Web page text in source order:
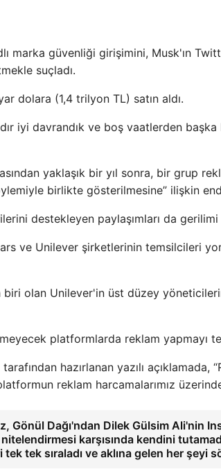
marka güvenliği girişimini, Musk'ın
suçladı.
dolara (1,4 trilyon TL) satın aldı.
iyi davrandık ve boş vaatlerden
yaklaşık bir yıl sonra, bir grup
birlikte gösterilmesine” ilişkin
destekleyen paylaşımları da gerilimi
ve Unilever şirketlerinin temsilcileri
biri olan Unilever'in üst düzey
platformlarda reklam yapmayı
hazırlanan yazılı açıklamada,
reklam harcamalarımız
Gönül Dağı'ndan Dilek Gülsim Ali'nin
nitelendirmesi karşısında kendini
tek tek sıraladı ve aklına gelen her şeyi